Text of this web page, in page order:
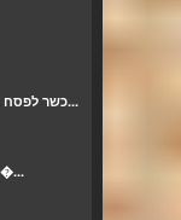
כשר לפסח טבעוני- מקבץ מתכונים טבעוניים...
לחמניות טבעוניות עם עשבי תיבו�...